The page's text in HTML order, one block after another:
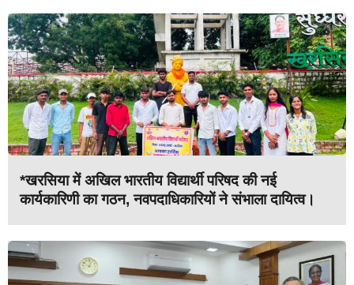
*खरसिया में अखिल भारतीय विद्यार्थी परिषद की नई
कार्यकारिणी का गठन, नवपदाधिकारियों ने संभाला दायित्व।